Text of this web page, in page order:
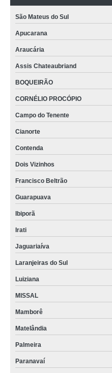
São Mateus do Sul
Apucarana
Araucária
Assis Chateaubriand
BOQUEIRÃO
CORNÉLIO PROCÓPIO
Campo do Tenente
Cianorte
Contenda
Dois Vizinhos
Francisco Beltrão
Guarapuava
Ibiporã
Irati
Jaguariaíva
Laranjeiras do Sul
Luiziana
MISSAL
Mamborê
Matelândia
Palmeira
Paranavaí